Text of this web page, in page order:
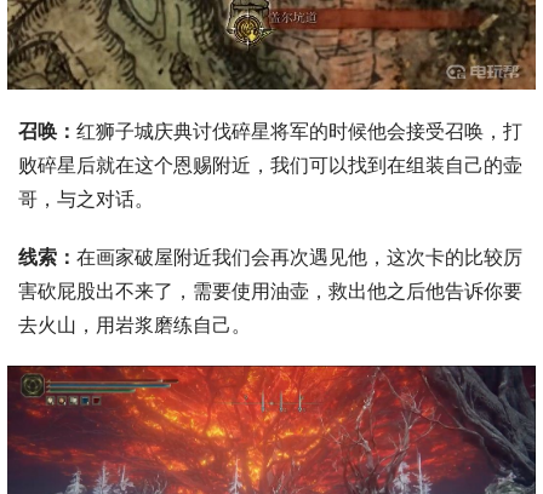
召唤： 红狮子城庆典讨伐碎星将军的时候他会接受召唤，打
败碎星后就在这个恩赐附近，我们可以找到在组装自己的壶
哥，与之对话。
线索： 在画家破屋附近我们会再次遇见他，这次卡的比较厉
害砍屁股出不来了，需要使用油壶，救出他之后他告诉你要
去火山，用岩浆磨练自己。